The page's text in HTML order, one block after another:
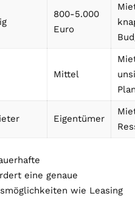
800-5.000
Euro
Mittel
Eigentümer
eine genaue
wie Leasing